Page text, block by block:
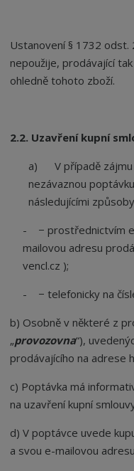
Ustanovení § 1732 odst.
nepoužije, prodávající
ohledně tohoto zboží.
2.2. Uzavření kupní
a) V případě zájmu
nezávaznou
následujícími
- − prostřednictvím
mailovou adresu
vencl.cz );
- − telefonicky na
b) Osobně v některé z
„provozovna“),
prodávajícího na adrese
c) Poptávka má
na uzavření kupní
d) V poptávce uvede
a svou e-mailovou